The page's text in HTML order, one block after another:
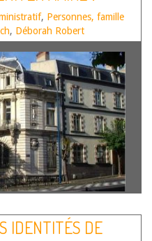
FERRAND, 26
, Personnes, famille
, Déborah Robert
Toulouse 1 Capitole
à l’université
IDENTITÉS DE